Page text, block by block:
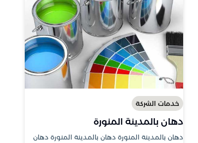
خدمات الشركة
دهان بالمدينة المنورة
دهان بالمدينة المنورة دهان بالمدينة المنورة دهان